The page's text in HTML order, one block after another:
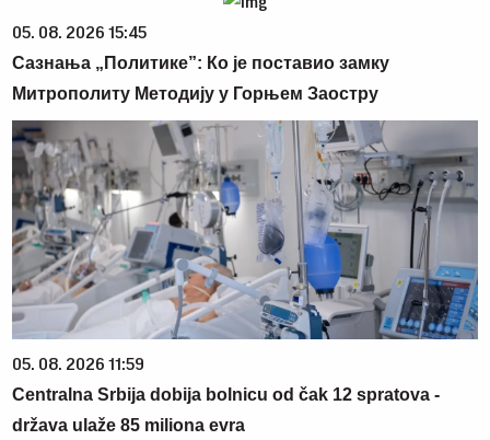
05. 08. 2026 15:45
Сазнања „Политике”: Ко је поставио замку
Митрополиту Методију у Горњем Заостру
05. 08. 2026 11:59
Centralna Srbija dobija bolnicu od čak 12 spratova -
država ulaže 85 miliona evra